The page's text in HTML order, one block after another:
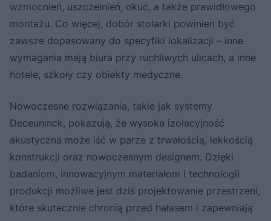
wzmocnień, uszczelnień, okuć, a także prawidłowego
montażu. Co więcej, dobór stolarki powinien być
zawsze dopasowany do specyfiki lokalizacji – inne
wymagania mają biura przy ruchliwych ulicach, a inne
hotele, szkoły czy obiekty medyczne.
Nowoczesne rozwiązania, takie jak systemy
Deceuninck, pokazują, że wysoka izolacyjność
akustyczna może iść w parze z trwałością, lekkością
konstrukcji oraz nowoczesnym designem. Dzięki
badaniom, innowacyjnym materiałom i technologii
produkcji możliwe jest dziś projektowanie przestrzeni,
które skutecznie chronią przed hałasem i zapewniają